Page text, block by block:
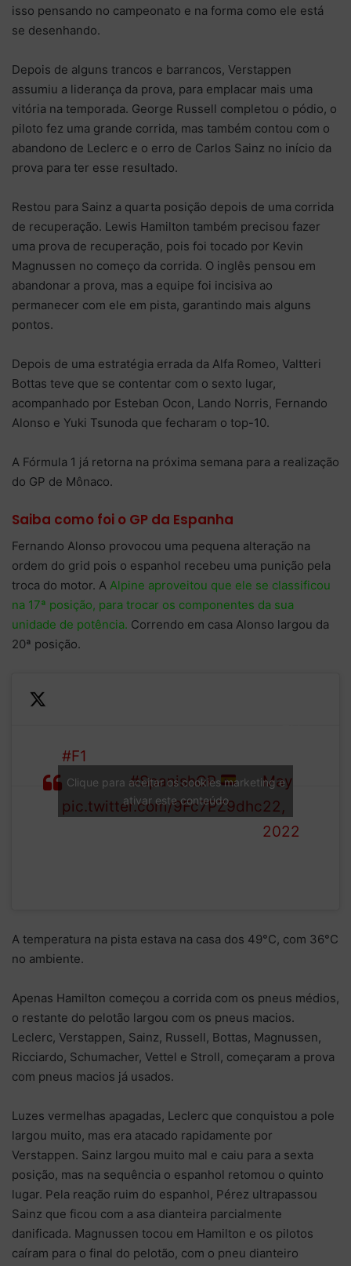
isso pensando no campeonato e na forma como ele está
se desenhando.
Depois de alguns trancos e barrancos, Verstappen
assumiu a liderança da prova, para emplacar mais uma
vitória na temporada. George Russell completou o pódio, o
piloto fez uma grande corrida, mas também contou com o
abandono de Leclerc e o erro de Carlos Sainz no início da
prova para ter esse resultado.
Restou para Sainz a quarta posição depois de uma corrida
de recuperação. Lewis Hamilton também precisou fazer
uma prova de recuperação, pois foi tocado por Kevin
Magnussen no começo da corrida. O inglês pensou em
abandonar a prova, mas a equipe foi incisiva ao
permanecer com ele em pista, garantindo mais alguns
pontos.
Depois de uma estratégia errada da Alfa Romeo, Valtteri
Bottas teve que se contentar com o sexto lugar,
acompanhado por Esteban Ocon, Lando Norris, Fernando
Alonso e Yuki Tsunoda que fecharam o top-10.
A Fórmula 1 já retorna na próxima semana para a realização
do GP de Mônaco.
Saiba como foi o GP da Espanha
Fernando Alonso provocou uma pequena alteração na
ordem do grid pois o espanhol recebeu uma punição pela
troca do motor. A Alpine aproveitou que ele se classificou
na 17ª posição, para trocar os componentes da sua
unidade de potência. Correndo em casa Alonso largou da
20ª posição.
#F1
the 2022#SpanishGP
⬇
pic.twitter.com/9Fc7PZ9dhc
May
22,
2022
Clique para aceitar os cookies marketing e
ativar este conteúdo
A temperatura na pista estava na casa dos 49°C, com 36°C
no ambiente.
Apenas Hamilton começou a corrida com os pneus médios,
o restante do pelotão largou com os pneus macios.
Leclerc, Verstappen, Sainz, Russell, Bottas, Magnussen,
Ricciardo, Schumacher, Vettel e Stroll, começaram a prova
com pneus macios já usados.
Luzes vermelhas apagadas, Leclerc que conquistou a pole
largou muito, mas era atacado rapidamente por
Verstappen. Sainz largou muito mal e caiu para a sexta
posição, mas na sequência o espanhol retomou o quinto
lugar. Pela reação ruim do espanhol, Pérez ultrapassou
Sainz que ficou com a asa dianteira parcialmente
danificada. Magnussen tocou em Hamilton e os pilotos
caíram para o final do pelotão, com o pneu dianteiro